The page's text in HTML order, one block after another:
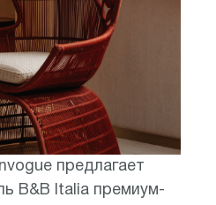
предлагает
B&B Italia премиум-